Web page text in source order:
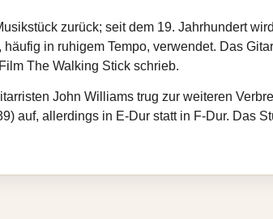
zurück; seit dem 19. Jahrhundert
in ruhigem Tempo, verwendet. Das
The Walking Stick schrieb.
John Williams trug zur weiteren
auf, allerdings in E-Dur statt in F-Dur. Das